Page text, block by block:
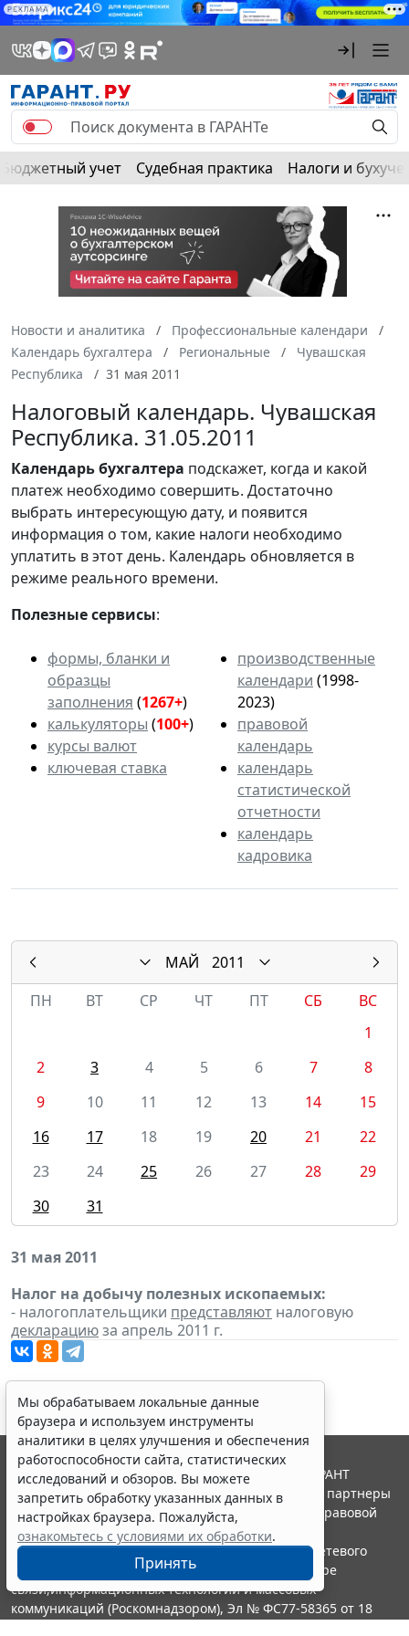
РЕКЛАМА
Бюджетный учет Судебная практика Налоги и
Новости и аналитика
Профессиональные календари
Календарь бухгалтера
Региональные
Чувашская
Республика
31 мая 2011
Налоговый календарь. Чувашская
Республика. 31.05.2011
Календарьбухгалтера подскажет, когда и какой
платеж необходимо совершить. Достаточно
выбрать интересующую дату, и появится
информация о том, какие налоги необходимо
уплатить в этот день. Календарь обновляется в
режиме реального времени.
Полезные сервисы:
формы, бланки и
образцы
заполнения (1267+)
калькуляторы (100+)
курсы валют
ключевая ставка
производственные
календари (1998-
2023)
правовой
календарь
календарь
статистической
отчетности
календарь
кадровика
МАЙ
2011
ПН
ВТ СР ЧТ ПТ СБ
ВС
1
2
3 4 5 6 7
8
9
10 11 12 13 14
15
16
17 18 19 20 21
22
23
24 25 26 27 28
29
30
31
31 мая 2011
Налог на добычу полезных ископаемых:
- налогоплательщики представляют налоговую
декларациюза апрель 2011 г.
Мы обрабатываем локальные данные
браузера и используем инструменты
аналитики в целях улучшения и обеспечения
работоспособности сайта, статистических
исследований и обзоров. Вы можете
запретить обработку указанных данных в
настройках браузера. Пожалуйста,
ознакомьтесь с условиями их обработки.
Принять
© ООО "НПП "ГАРАНТ-СЕРВИС", 2026. Система ГАРАНТ
выпускается с 1990 года. Компания "Гарант" и ее партнеры
являются участниками Российской ассоциации правовой
информации ГАРАНТ.
Портал ГАРАНТ.РУ зарегистрирован в качестве сетевого
издания Федеральной службой по надзору в сфере
связи,информационных технологий и массовых
коммуникаций (Роскомнадзором), Эл № ФС77-58365 от 18